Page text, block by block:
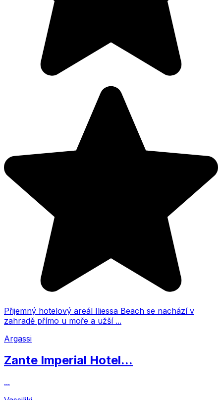
Přijemný hotelový areál Iliessa Beach se nachází v
zahradě přímo u moře a užší ...
Argassi
Zante Imperial Hotel...
...